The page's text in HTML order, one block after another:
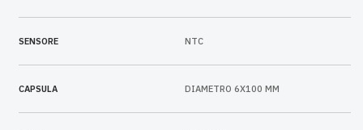
SENSORE NTC
CAPSULA DIAMETRO 6X100 MM